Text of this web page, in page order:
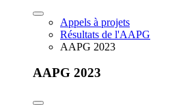
Appels à projets
Résultats de l'AAPG
AAPG 2023
AAPG 2023